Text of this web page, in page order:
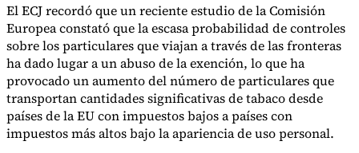
El ECJ recordó que un reciente estudio de la Comisión
Europea constató que la escasa probabilidad de controles
sobre los particulares que viajan a través de las fronteras
ha dado lugar a un abuso de la exención, lo que ha
provocado un aumento del número de particulares que
transportan cantidades significativas de tabaco desde
países de la EU con impuestos bajos a países con
impuestos más altos bajo la apariencia de uso personal.